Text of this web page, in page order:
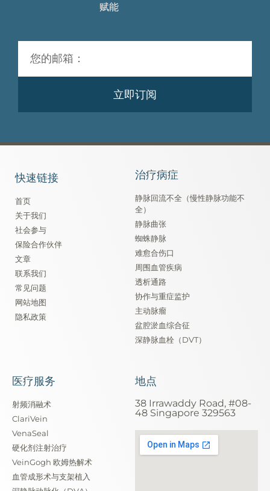
赋能
立即订阅
快速链接
首页
关于我们
社会参与
保险合作伙伴
文章
联系我们
常见问题
网站地图
隐私政策
治疗病症
静脉回流不全（慢性静脉功能不
全）
静脉曲张
蜘蛛静脉
难愈合伤口
周围血管疾病
透析通路
协作与重症监护
主动脉瘤
盆腔淤血综合征
深静脉血栓（DVT）
医疗服务
射频消融术
ClariVein
VenaSeal
硬化剂注射治疗
VeinGogh 欧姆热解术
血管成形术与支架植入
地点
38 Irrawaddy Road, #08-
48 Singapore 329563